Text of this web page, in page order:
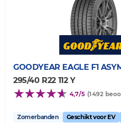
GOODYEAR EAGLE F1
295/40 R22 112 Y
4,7/5 (1492
Zomerbanden Geschikt voor EV